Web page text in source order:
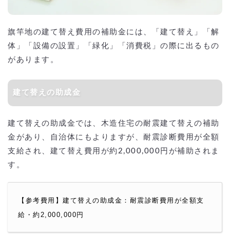
旗竿地の建て替え費用の補助金には、「建て替え」「解
体」「設備の設置」「緑化」「消費税」の際に出るもの
があります。
建て替えの助成金
建て替えの助成金では、木造住宅の耐震建て替えの補助
金があり、自治体にもよりますが、耐震診断費用が全額
支給され、建て替え費用が約2,000,000円が補助されま
す。
【参考費用】建て替えの助成金：耐震診断費用が全額支
給・約2,000,000円